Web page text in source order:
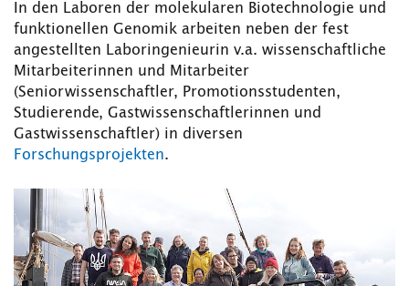
In den Laboren der molekularen Biotechnologie und
funktionellen Genomik arbeiten neben der fest
angestellten Laboringenieurin v.a. wissenschaftliche
Mitarbeiterinnen und Mitarbeiter
(Seniorwissenschaftler, Promotionsstudenten,
Studierende, Gastwissenschaftlerinnen und
Gastwissenschaftler) in diversen
Forschungsprojekten.